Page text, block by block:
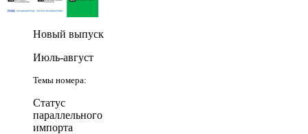
Новый выпуск
Июль-август
Темы номера:
Статус
параллельного
импорта